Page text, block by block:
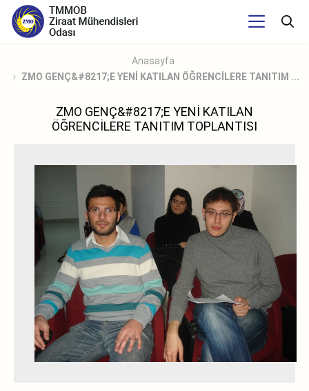
Anasayfa
ZMO GENÇ&#8217;E YENİ KATILAN ÖĞRENCİLERE TANITIM ...
ZMO GENÇ&#8217;E YENİ KATILAN
ÖĞRENCİLERE TANITIM TOPLANTISI